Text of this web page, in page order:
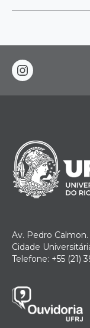
instagram
Av. Pedro Calmon.
Cidade
Telefone: +55 (21)